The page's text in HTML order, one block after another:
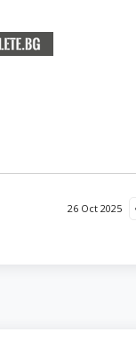
26 Oct 2025